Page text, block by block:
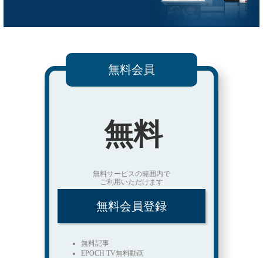
無料会員
無料
無料サービスの範囲内で
ご利用いただけます
無料会員登録
無料記事
EPOCH TV無料動画